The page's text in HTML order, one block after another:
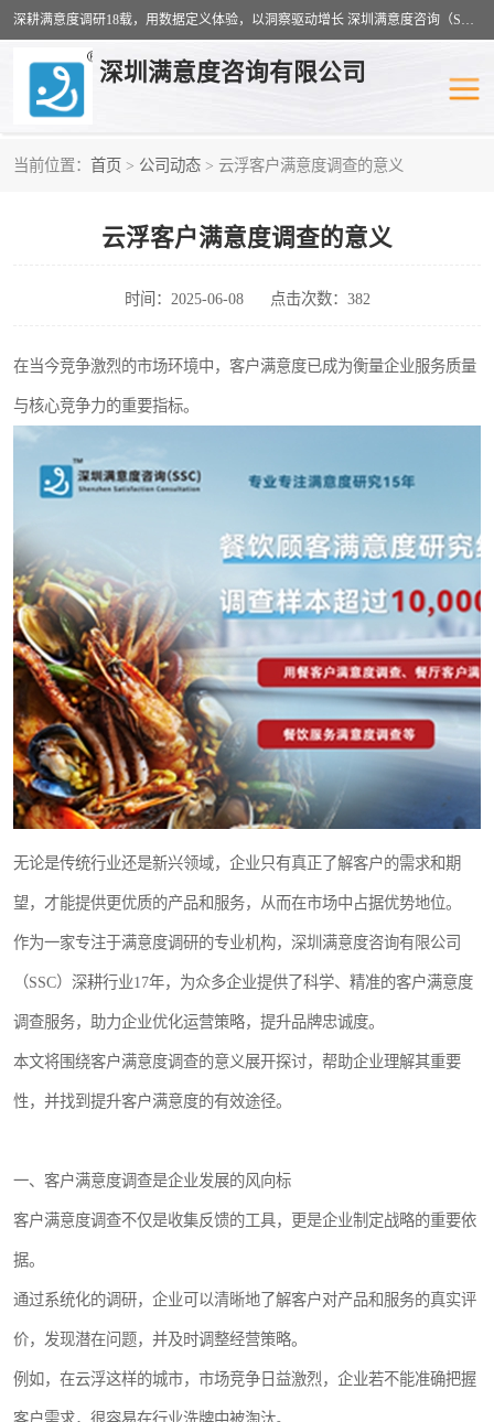
深耕满意度调研18载，用数据定义体验，以洞察驱动增长 深圳满意度咨询（SSC）：十八年专注，丈量每一份体验。
深圳满意度咨询有限公司
当前位置： 首页 > 公司动态 > 云浮客户满意度调查的意义
云浮客户满意度调查的意义
时间：2025-06-08 点击次数：382
在当今竞争激烈的市场环境中，客户满意度已成为衡量企业服务质量
与核心竞争力的重要指标。
无论是传统行业还是新兴领域，企业只有真正了解客户的需求和期
望，才能提供更优质的产品和服务，从而在市场中占据优势地位。
作为一家专注于满意度调研的专业机构，深圳满意度咨询有限公司
（SSC）深耕行业17年，为众多企业提供了科学、精准的客户满意度
调查服务，助力企业优化运营策略，提升品牌忠诚度。
本文将围绕客户满意度调查的意义展开探讨，帮助企业理解其重要
性，并找到提升客户满意度的有效途径。
一、客户满意度调查是企业发展的风向标
客户满意度调查不仅是收集反馈的工具，更是企业制定战略的重要依
据。
通过系统化的调研，企业可以清晰地了解客户对产品和服务的真实评
价，发现潜在问题，并及时调整经营策略。
例如，在云浮这样的城市，市场竞争日益激烈，企业若不能准确把握
客户满意度调查 医疗服务业满意度
公共事务满意度调查 餐饮业满意度调查
营商环境满意度 员工满意度
服务满意度调查